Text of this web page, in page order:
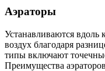
Аэраторы
Устанавливаются вдоль
воздух благодаря
типы включают
Преимущества